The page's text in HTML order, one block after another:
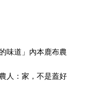
味道」內本鹿布農
人：家，不是蓋好